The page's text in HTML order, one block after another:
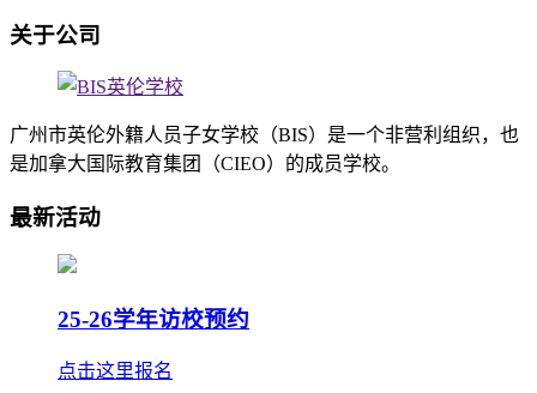
关于公司
广州市英伦外籍人员子女学校（BIS）是一个非营利组织，也
是加拿大国际教育集团（CIEO）的成员学校。
最新活动
25-26学年访校预约
点击这里报名